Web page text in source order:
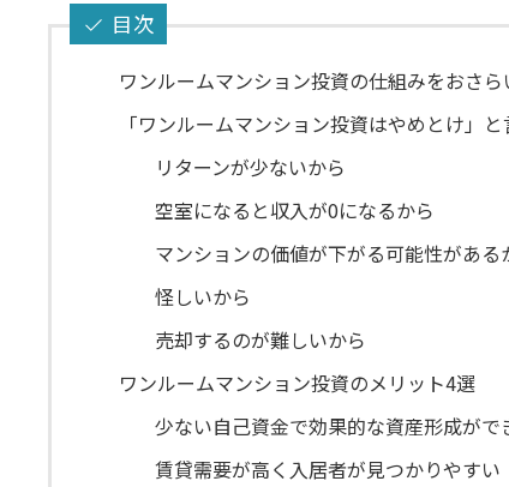
目次
ワンルームマンション投資の仕組みをおさら
「ワンルームマンション投資はやめとけ」
リターンが少ないから
空室になると収入が0になるから
マンションの価値が下がる可能性がある
怪しいから
売却するのが難しいから
ワンルームマンション投資のメリット4選
少ない自己資金で効果的な資産形成がで
賃貸需要が高く入居者が見つかりやすい